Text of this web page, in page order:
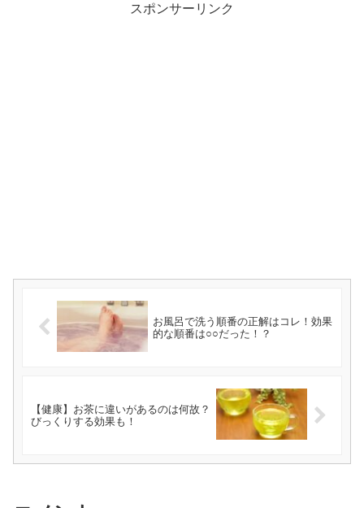
スポンサーリンク
お風呂で洗う順番の正解はコレ！効果
的な順番は○○だった！？
【健康】お茶に違いがあるのは何故？
びっくりする効果も！